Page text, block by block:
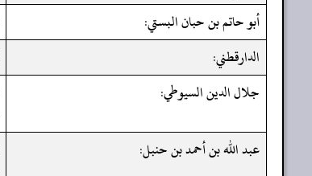
أبو حاتم بن حبان البستي:
الدارقطني:
جلال الدين السيوطي:
عبد الله بن أحمد بن حنبل: